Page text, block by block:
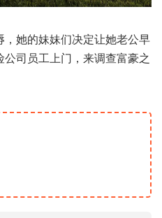
她的妹妹们决定让她老公早
司员工上门，来调查富豪之